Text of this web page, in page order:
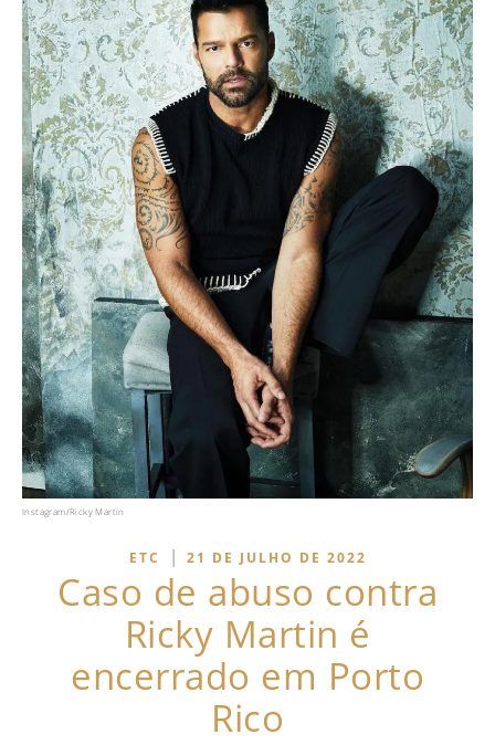
Instagram/Ricky Martin
ETC | 21 DE JULHO DE 2022
Caso de abuso contra
Ricky Martin é
encerrado em Porto
Rico